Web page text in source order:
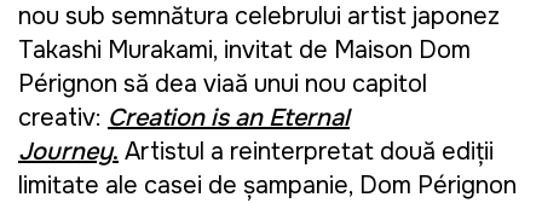
nou sub semnătura celebrului artist japonez
Takashi Murakami, invitat de Maison Dom
Pérignon să dea viață unui nou capitol
creativ: Creation is an Eternal
Journey. Artistul a reinterpretat două ediții
limitate ale casei de șampanie, Dom Pérignon